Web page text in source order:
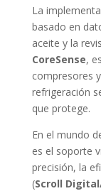
La
basado en
aceite y la
CoreSense,
compresores
refrigeración
que protege.
En el mundo
es el soporte
precisión, la
(Scroll